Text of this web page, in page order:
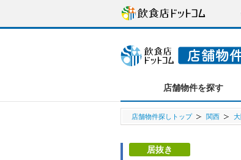
店舗物件を探す
店舗物件探しトップ 関西
居抜き